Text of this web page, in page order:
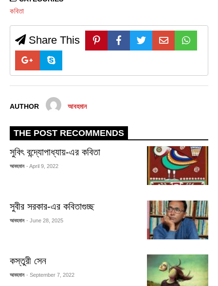
কবিতা
Share This
AUTHOR আবহমান
THE POST RECOMMENDS
সুবিৎ বন্দ্যোপাধ্যায়-এর কবিতা
আবহমান - April 9, 2022
সুবীর সরকার-এর কবিতাগুচ্ছ
আবহমান - June 28, 2025
কস্তুরী সেন
আবহমান - September 7, 2022